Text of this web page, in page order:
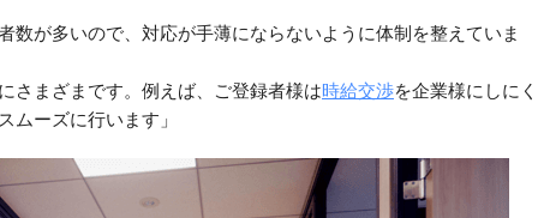
数が多いので、対応が手薄にならないように体制を整えていま
さまざまです。例えば、ご登録者様は時給交渉を企業様にしにく
ムーズに行います」